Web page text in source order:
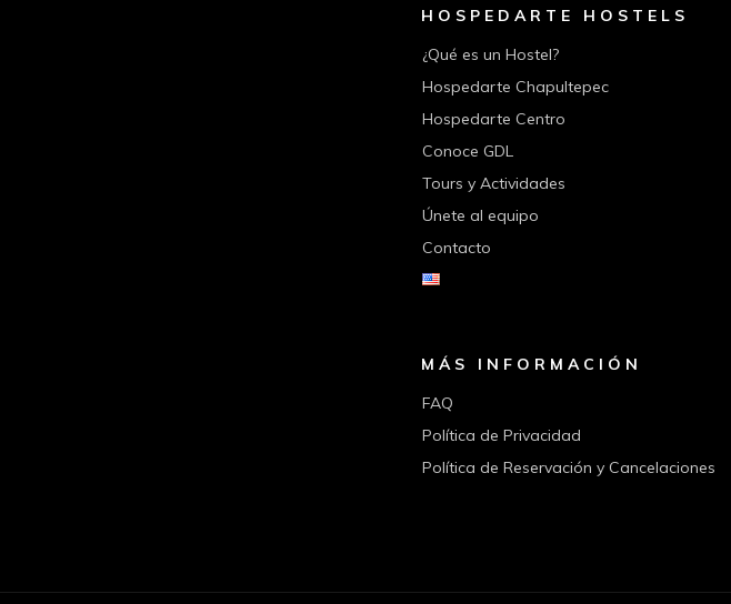
HOSPEDARTE HOSTELS
¿Qué es un Hostel?
Hospedarte Chapultepec
Hospedarte Centro
Conoce GDL
Tours y Actividades
Únete al equipo
Contacto
MÁS INFORMACIÓN
FAQ
Política de Privacidad
Política de Reservación y Cancelaciones